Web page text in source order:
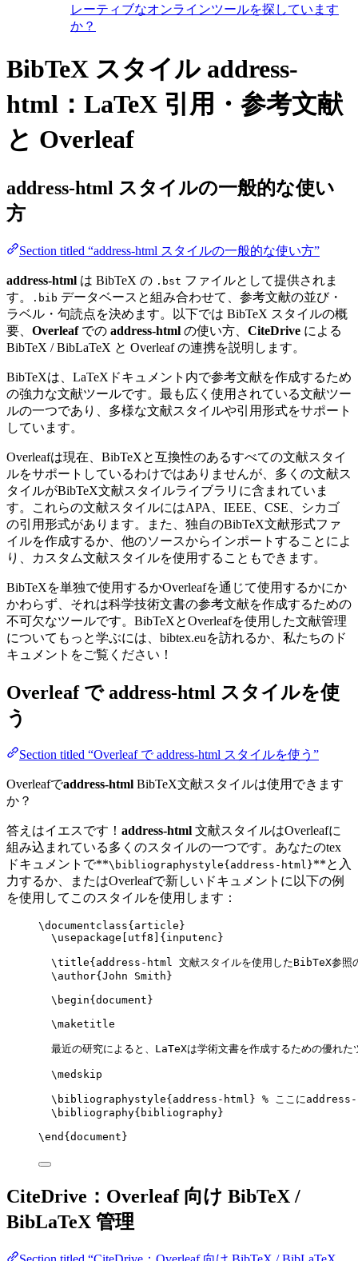
レーティブなオンラインツールを探しています
か？
BibTeX スタイル address-
html：LaTeX 引用・参考文献
と Overleaf
address-html スタイルの一般的な使い
方
Section titled “address-html スタイルの一般的な使い方”
address-html は BibTeX の .bst ファイルとして提供されま
す。
.bib データベースと組み合わせて、参考文献の並び・
ラベル・句読点を決めます。以下では BibTeX スタイルの概
要、 Overleafでの address-html の使い方、 CiteDrive による
BibTeX / BibLaTeX と Overleaf の連携を説明します。
BibTeXは、LaTeXドキュメント内で参考文献を作成するため
の強力な文献ツールです。最も広く使用されている文献ツー
ルの一つであり、多様な文献スタイルや引用形式をサポート
しています。
Overleafは現在、BibTeXと互換性のあるすべての文献スタイ
ルをサポートしているわけではありませんが、多くの文献ス
タイルがBibTeX文献スタイルライブラリに含まれていま
す。これらの文献スタイルにはAPA、IEEE、CSE、シカゴ
の引用形式があります。また、独自のBibTeX文献形式ファ
イルを作成するか、他のソースからインポートすることによ
り、カスタム文献スタイルを使用することもできます。
BibTeXを単独で使用するかOverleafを通じて使用するかにか
かわらず、それは科学技術文書の参考文献を作成するための
不可欠なツールです。BibTeXとOverleafを使用した文献管理
についてもっと学ぶには、bibtex.euを訪れるか、私たちのド
キュメントをご覧ください！
Overleaf でaddress-html スタイルを使
う
Section titled “Overleaf で address-html スタイルを使う”
Overleafでaddress-html BibTeX文献スタイルは使用できます
か？
答えはイエスです！ address-html 文献スタイルはOverleafに
組み込まれている多くのスタイルの一つです。あなたのtex
ドキュメントで**\bibliographystyle{address-html}**と入
力するか、またはOverleafで新しいドキュメントに以下の例
を使用してこのスタイルを使用します：
\documentclass{ article }
\usepackage
utf8 ]{ inputenc }
\title{address-html 文献スタイルを使用したBibTeX参照
\author{John Smith}
\begin{ document }
\maketitle
最近の研究によると、LaTeXは学術文書を作成するための優れ
\medskip
\bibliographystyle{address-html} % ここに
\bibliography{bibliography}
\end { document }
CiteDrive：Overleaf 向け BibTeX /
BibLaTeX 管理